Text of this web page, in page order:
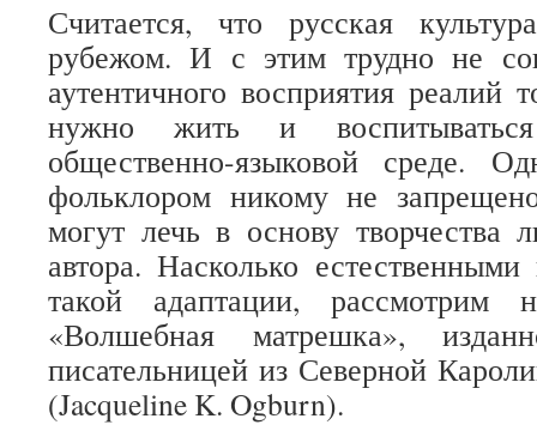
Считается, что русская
рубежом. И с этим трудно не
аутентичного восприятия реалий
нужно жить и
общественно-языковой среде.
фольклором никому не
могут лечь в основу творчества
автора. Насколько естественными
такой адаптации, рассмотрим
«Волшебная матрешка»,
писательницей из Северной
(Jacqueline K. Ogburn).